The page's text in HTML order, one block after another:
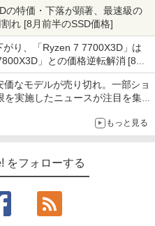
の特価・下落が顕著、最速級の
割れ [8月前半のSSD価格]
り、「Ryzen 7 7700X3D」は
」との価格逆転解消 [8月
なモデルが売り切れ。一部ショ
実施したニュースが注目を集め
もっと見る
をフォローする